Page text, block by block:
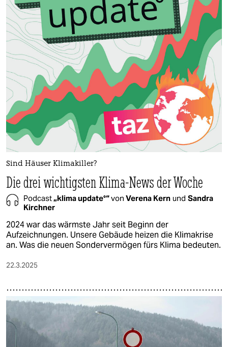
Sind Häuser Klimakiller?
Die drei wichtigsten Klima-News der Woche
Podcast„klima update°“von Verena Kern und Sandra
Kirchner
2024 war das wärmste Jahr seit Beginn der
Aufzeichnungen. Unsere Gebäude heizen die Klimakrise
an. Was die neuen Sondervermögen fürs Klima bedeuten.
22.3.2025